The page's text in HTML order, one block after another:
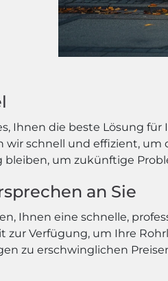
Ihnen die beste Lösung
wir schnell und effizient, um
bleiben, um zukünftige
an Sie
Ihnen eine schnelle,
zur Verfügung, um Ihre
zu erschwinglichen